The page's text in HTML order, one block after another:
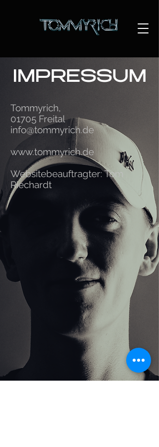
IMPRESSUM
Tommyrich,
01705 Freital
info@tommyrich.de
www.tommyrich.de
Websitebeauftragter: Tom
Riechardt